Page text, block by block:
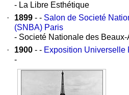
- La Libre Esthétique
·
1899 - - Salon de Societé
(SNBA) Paris
- Societé Nationale des
·
1900 - - Exposition Universelle
-